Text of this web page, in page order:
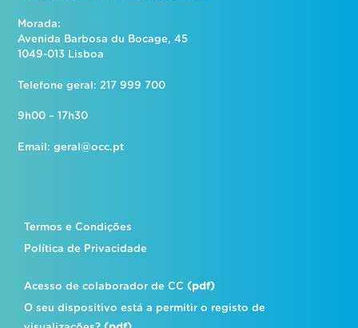
Morada:
Avenida Barbosa du Bocage, 45
1049-013 Lisboa
Telefone geral: 217 999 700
9h00 – 17h30
Email:geral@occ.pt
Termos e Condições
Política de Privacidade
Acesso de colaborador de CC(pdf)
O seu dispositivo está a permitir o registo de